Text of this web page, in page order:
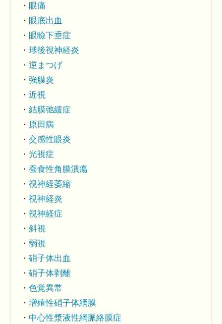
眼痛
眼底出血
眼瞼下垂症
球後視神経炎
逆まつげ
強膜炎
近視
結膜弛緩症
原田病
交感性眼炎
光視症
蚕食性角膜潰瘍
視神経萎縮
視神経炎
視神経症
斜視
弱視
硝子体出血
硝子体剥離
色覚異常
増殖性硝子体網膜
中心性漿液性網脈絡膜症